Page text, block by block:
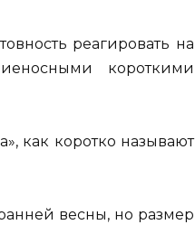
реагировать на
короткими
как коротко называют
весны, но размер